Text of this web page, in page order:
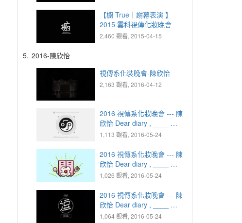
【櫥 True｜謝幕表演 】
2015 雲科視傳化妝晚會
2,460 觀看, 2015-04-15
5. 2016-陳欣怡
視傳系化裝晚會-陳欣怡
2,163 觀看, 2016-04-12
2016 視傳系化妝晚會 --- 陳
欣怡 Dear diary , ____ ｜
1925.10.07 疑惑 - MEAN
1,113 觀看, 2016-05-24
2016 視傳系化妝晚會 --- 陳
欣怡 Dear diary , ____ ｜
1949.02.29 憤怒 - 開丼
1,026 觀看, 2016-05-24
2016 視傳系化妝晚會 --- 陳
欣怡 Dear diary , ____ ｜
1973.08.31 感動 - 逗
1,064 觀看, 2016-05-24